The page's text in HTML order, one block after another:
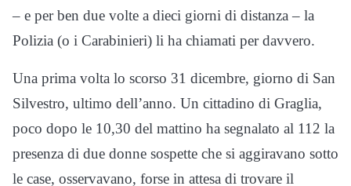
– e per ben due volte a dieci giorni di distanza – la
Polizia (o i Carabinieri) li ha chiamati per davvero.
Una prima volta lo scorso 31 dicembre, giorno di San
Silvestro, ultimo dell’anno. Un cittadino di Graglia,
poco dopo le 10,30 del mattino ha segnalato al 112 la
presenza di due donne sospette che si aggiravano sotto
le case, osservavano, forse in attesa di trovare il